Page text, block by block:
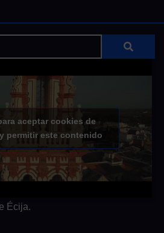
aceptar cookies de
permitir este contenido
Écija.